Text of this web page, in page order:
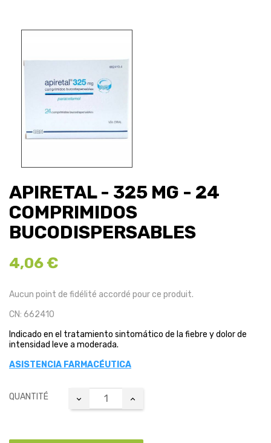
APIRETAL - 325 MG - 24
COMPRIMIDOS
BUCODISPERSABLES
4,06 €
Aucun point de fidélité accordé pour ce produit.
CN: 662410
Indicado en el tratamiento sintomático de la fiebre y dolor de
intensidad leve a moderada.
ASISTENCIA FARMACÉUTICA
QUANTITÉ